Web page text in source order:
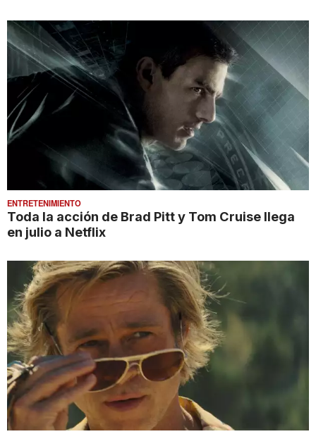
ENTRETENIMIENTO
Toda la acción de Brad Pitt y Tom Cruise llega
en julio a Netflix